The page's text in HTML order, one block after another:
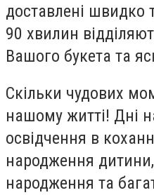
доставлені швидко
90 хвилин
Вашого букета та
Скільки чудових
нашому житті! Дні
освідчення в
народження дитини,
народження та